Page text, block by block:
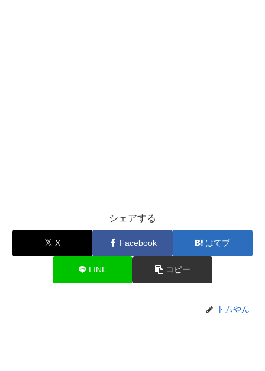
シェアする
X Facebook はてブ
LINE コピー
トムやん